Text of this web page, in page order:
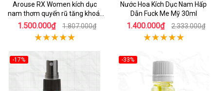
Arouse RX Women kích dục
nam thơm quyến rũ tăng khoái
cảm
1.500.000₫ 1.807.000₫
Nước Hoa Kích Dục Nam Hấp
Dẫn Fuck Me Mỹ 30ml
1.400.000₫ 2.333.000₫
-17% -33%